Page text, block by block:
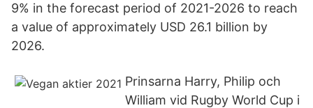
9% in the forecast period of 2021-2026 to reach
a value of approximately USD 26.1 billion by
2026.
Prinsarna Harry, Philip och
William vid Rugby World Cup i